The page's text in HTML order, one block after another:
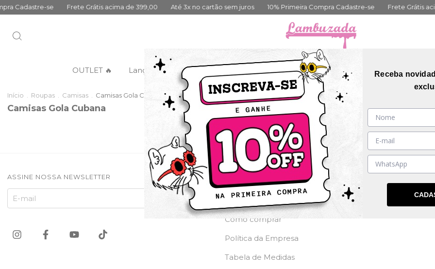
Cadastre-se Frete Grátis acima de 399,00 Até 3x no cartão sem juros 10% Primeira Compra Cadastre-se Frete Grátis
OUTLET 🔥 Lançamentos Categorias Coleções Mais Vendidos Guia de
Início Roupas Camisas Camisas Gola Cubana
Camisas Gola Cubana
Não temos resultados para sua pesquisa. Por favor, tente com
ASSINE NOSSA NEWSLETTER INSTITUCIONAL
Sobre nós
Como comprar
Política da Empresa
Tabela de Medidas
Receba